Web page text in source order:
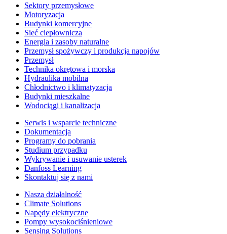
Sektory przemysłowe
Motoryzacja
Budynki komercyjne
Sieć ciepłownicza
Energia i zasoby naturalne
Przemysł spożywczy i produkcja napojów
Przemysł
Technika okrętowa i morska
Hydraulika mobilna
Chłodnictwo i klimatyzacja
Budynki mieszkalne
Wodociągi i kanalizacja
Serwis i wsparcie techniczne
Dokumentacja
Programy do pobrania
Studium przypadku
Wykrywanie i usuwanie usterek
Danfoss Learning
Skontaktuj się z nami
Nasza działalność
Climate Solutions
Napędy elektryczne
Pompy wysokociśnieniowe
Sensing Solutions